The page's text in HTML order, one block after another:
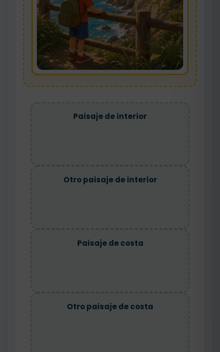
Paisaje de interior
Otro paisaje de interior
Paisaje de costa
Otro paisaje de costa